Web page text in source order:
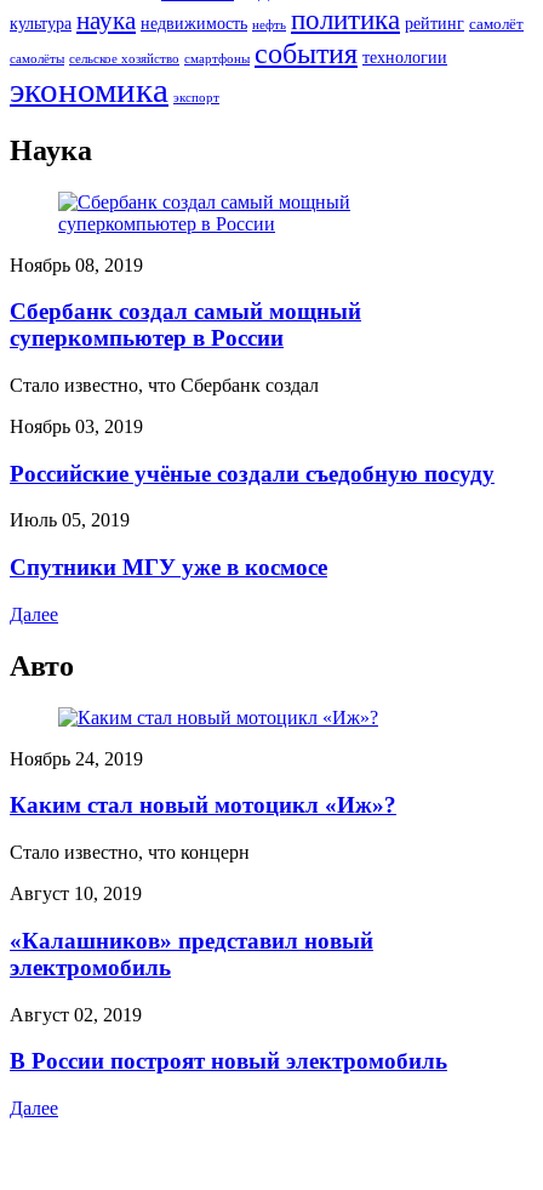
культура наука недвижимость нефть политика рейтинг самолёт
самолёты сельское хозяйство смартфоны события технологии
экономика экспорт
Наука
Ноябрь 08, 2019
Сбербанк создал самый мощный
суперкомпьютер в России
Стало известно, что Сбербанк создал
Ноябрь 03, 2019
Российские учёные создали съедобную посуду
Июль 05, 2019
Спутники МГУ уже в космосе
Далее
Авто
Ноябрь 24, 2019
Каким стал новый мотоцикл «Иж»?
Стало известно, что концерн
Август 10, 2019
«Калашников» представил новый
электромобиль
Август 02, 2019
В России построят новый электромобиль
Далее